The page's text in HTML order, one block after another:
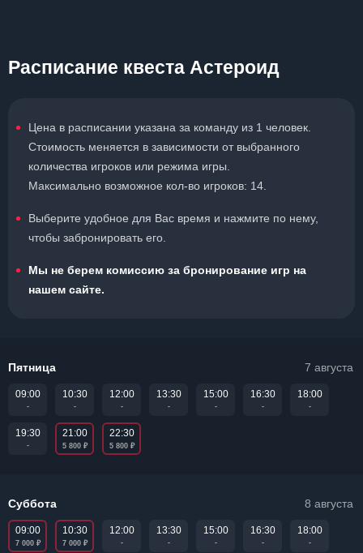
Расписание квеста Астероид
Цена в расписании указана за команду из 1 человек.
Стоимость меняется в зависимости от выбранного
количества игроков или режима игры.
Максимально возможное кол-во игроков: 14.
Выберите удобное для Вас время и нажмите по нему,
чтобы забронировать его.
Мы не берем комиссию за бронирование игр на
нашем сайте.
Пятница 7 августа
09:00
-
10:30
-
12:00
-
13:30
-
15:00
-
16:30
-
18:00
-
19:30
-
21:00
5 800 ₽
22:30
5 800 ₽
Суббота 8 августа
09:00
7 000 ₽
10:30
7 000 ₽
12:00
-
13:30
-
15:00
-
16:30
-
18:00
-